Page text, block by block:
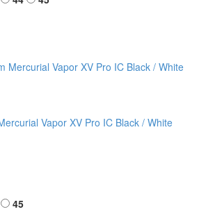
Vapor XV Pro IC Black / White
45